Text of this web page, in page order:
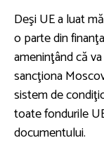
Deşi UE a luat
o parte din
ameninţând că
sancţiona
sistem de
toate fondurile
documentului.